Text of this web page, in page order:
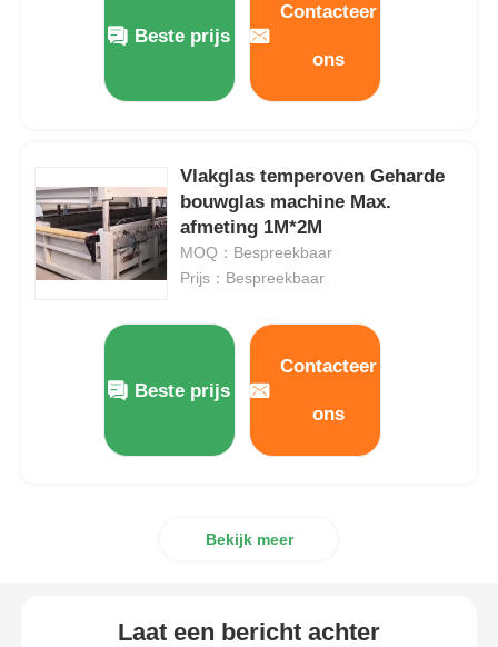
Beste prijs
Contacteer
ons
Vlakglas temperoven Geharde
bouwglas machine Max.
afmeting 1M*2M
MOQ：Bespreekbaar
Prijs：Bespreekbaar
Beste prijs
Contacteer
ons
Bekijk meer
Laat een bericht achter